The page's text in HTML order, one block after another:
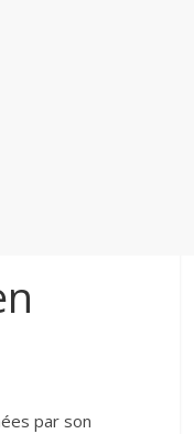
par son